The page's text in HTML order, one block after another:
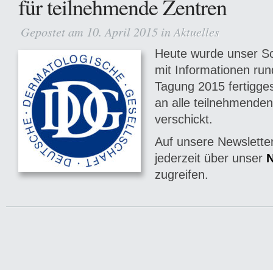
für teilnehmende Zentren
Gepostet am 10. April 2015 in Aktuelles
Heute wurde unser
mit Informationen
Tagung 2015
an alle
verschickt.
Auf unsere
jederzeit über unser
zugreifen.